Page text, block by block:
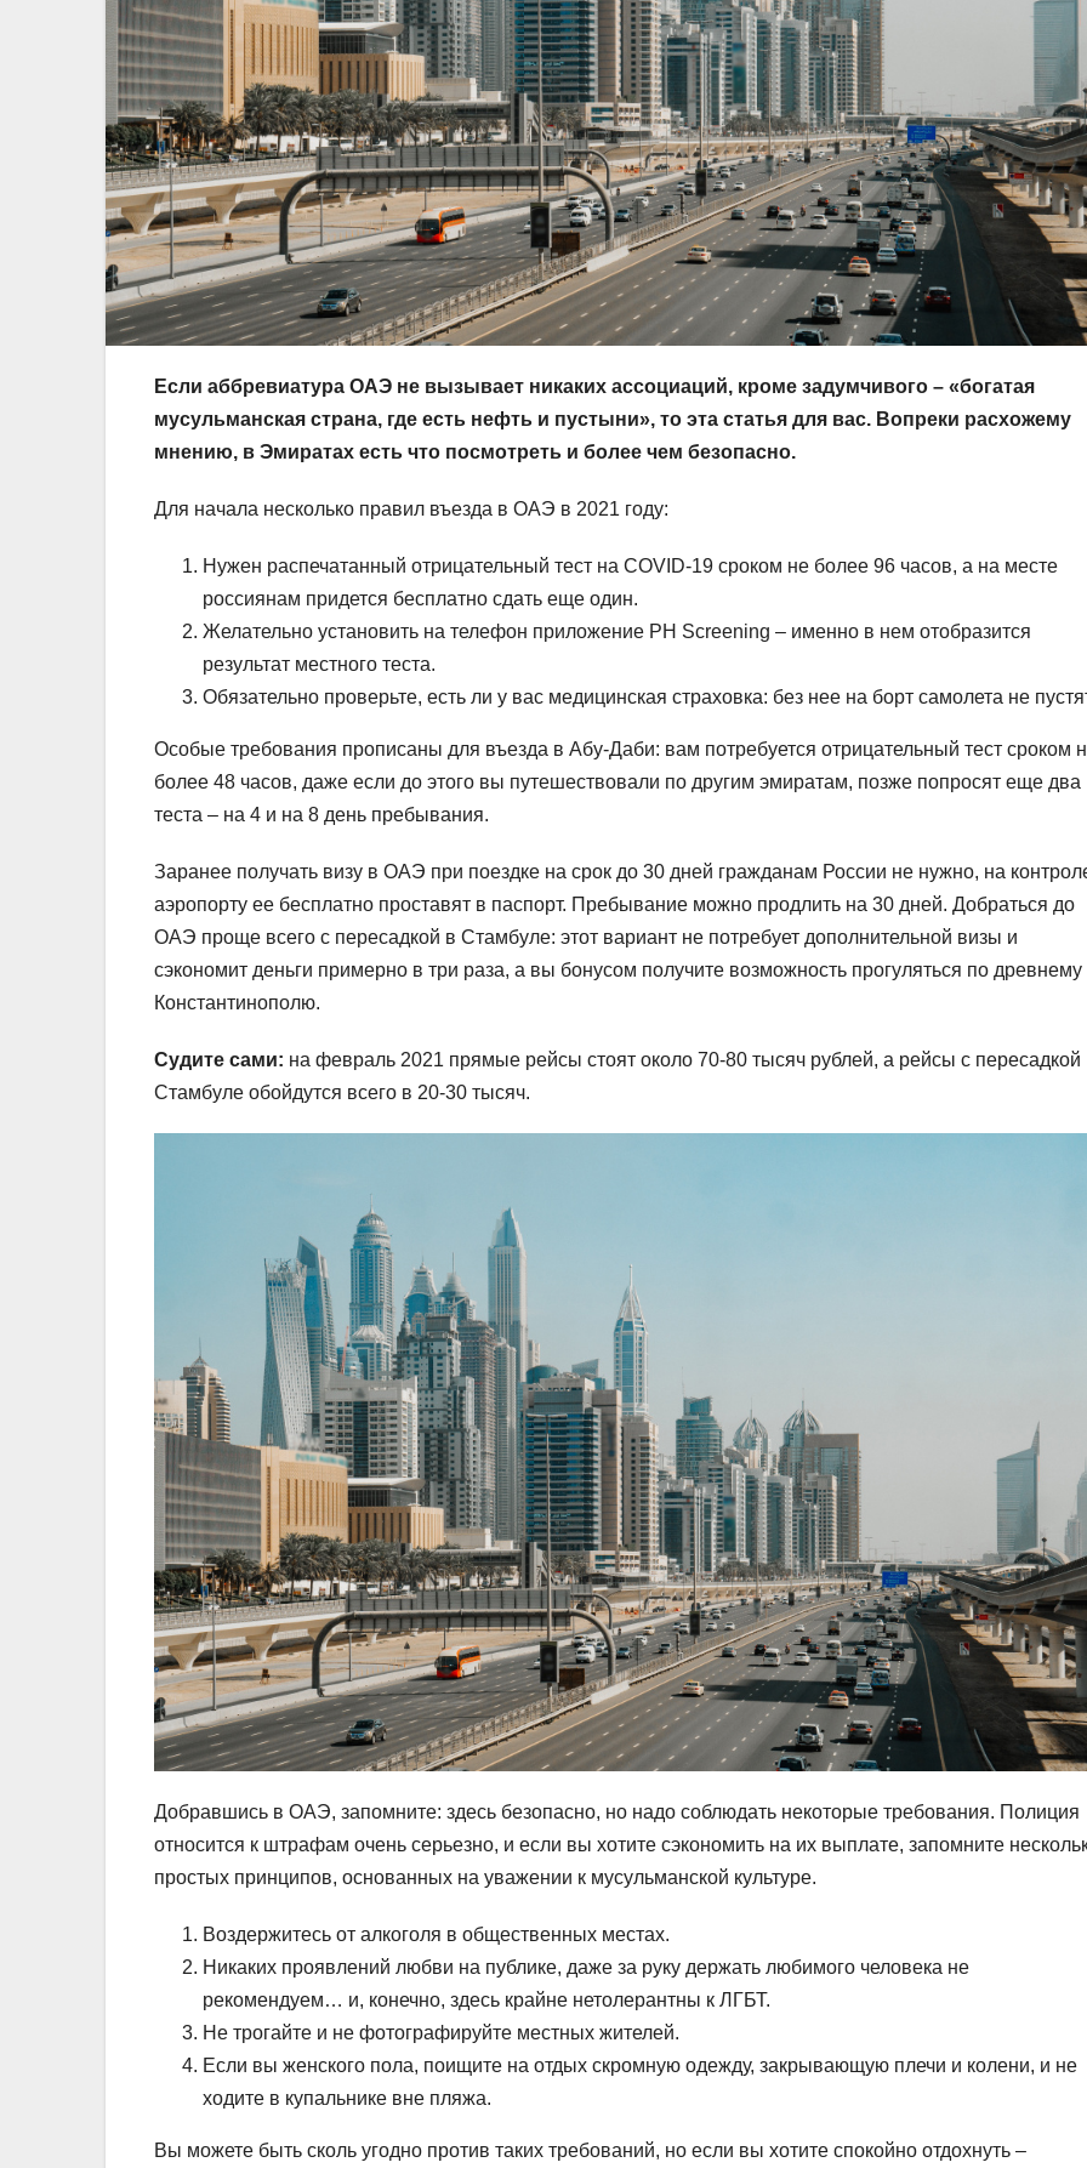
Если аббревиатура ОАЭ не вызывает никаких ассоциаций, кроме задумчивого – «богатая
мусульманская страна, где есть нефть и пустыни», то эта статья для вас. Вопреки расхожему
мнению, в Эмиратах есть что посмотреть и более чем безопасно.
Для начала несколько правил въезда в ОАЭ в 2021 году:
Нужен распечатанный отрицательный тест на COVID-19 сроком не более 96 часов, а на месте
россиянам придется бесплатно сдать еще один.
Желательно установить на телефон приложение PH Screening – именно в нем отобразится
результат местного теста.
Обязательно проверьте, есть ли у вас медицинская страховка: без нее на борт самолета не
Особые требования прописаны для въезда в Абу-Даби: вам потребуется отрицательный тест сроком
более 48 часов, даже если до этого вы путешествовали по другим эмиратам, позже попросят еще два
теста – на 4 и на 8 день пребывания.
Заранее получать визу в ОАЭ при поездке на срок до 30 дней гражданам России не нужно, на
аэропорту ее бесплатно проставят в паспорт. Пребывание можно продлить на 30 дней. Добраться до
ОАЭ проще всего с пересадкой в Стамбуле: этот вариант не потребует дополнительной визы и
сэкономит деньги примерно в три раза, а вы бонусом получите возможность прогуляться по древнему
Константинополю.
Судите сами: на февраль 2021 прямые рейсы стоят около 70-80 тысяч рублей, а рейсы с пересадкой
Стамбуле обойдутся всего в 20-30 тысяч.
Добравшись в ОАЭ, запомните: здесь безопасно, но надо соблюдать некоторые требования. Полиция
относится к штрафам очень серьезно, и если вы хотите сэкономить на их выплате, запомните
простых принципов, основанных на уважении к мусульманской культуре.
Воздержитесь от алкоголя в общественных местах.
Никаких проявлений любви на публике, даже за руку держать любимого человека не
рекомендуем… и, конечно, здесь крайне нетолерантны к ЛГБТ.
Не трогайте и не фотографируйте местных жителей.
Если вы женского пола, поищите на отдых скромную одежду, закрывающую плечи и колени, и не
ходите в купальнике вне пляжа.
Вы можете быть сколь угодно против таких требований, но если вы хотите спокойно отдохнуть –